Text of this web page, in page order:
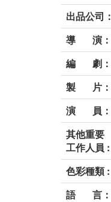
出品公司：
導 演：
編 劇：
製 片：
演 員：
其他重要
工作人員 :
色彩種類 :
語 言：